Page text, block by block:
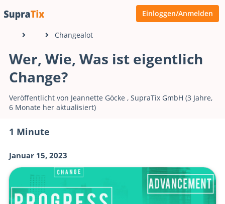
Einloggen/Anmelden
Changealot
1 Minute
Januar 15, 2023
Wer, Wie, Was ist eigentlich
Change?
Veröffentlicht von Jeannette Göcke , SupraTix GmbH (3 Jahre,
6 Monate her aktualisiert)